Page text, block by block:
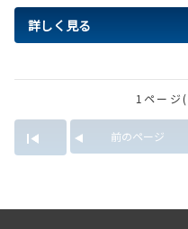
詳しく見る
1ページ
前のページ